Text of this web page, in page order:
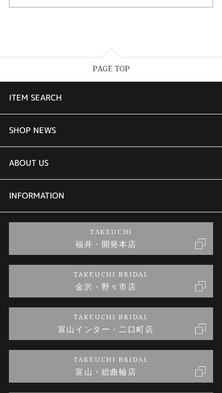
PAGE TOP
ITEM SEARCH
婚約指輪
結婚指輪
セットリング
婚約ネックレス
金・プラチナのお取引
SHOP NEWS
TAKEUCHI BRIDAL金沢本店情報
商品一覧
ブランドリスト
金澤指輪工房｜手作りペアリング
金澤指輪工房｜手作り結婚指輪 and 婚約指輪
金澤指輪工房｜手作り婚約指輪プロポーズプラン
ABOUT US
会社概要
お客様の声
INFORMATION
プライバシーポリシー
TAKEUCHI
福井・開発本店
TAKEUCHI BRIDAL
金沢・野々市店
TAKEUCHI BRIDAL
富山インター・二口町店
TAKEUCHI BRIDAL
富山・総曲輪店